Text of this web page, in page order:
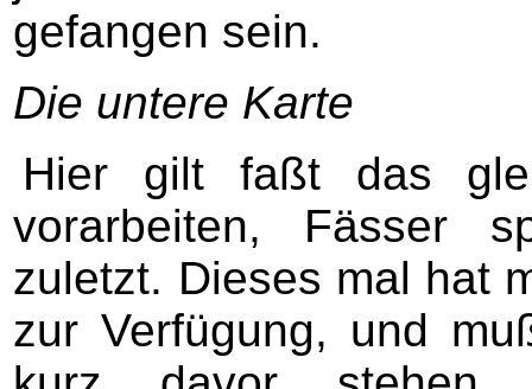
gefangen sein.
Die untere Karte
Hier gilt faßt das
vorarbeiten, Fässer
zuletzt. Dieses mal hat
zur Verfügung, und